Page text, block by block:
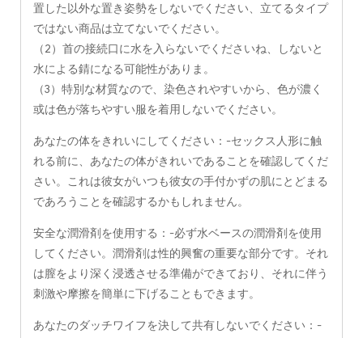
置した以外な置き姿勢をしないでください、立てるタイプ
ではない商品は立てないでください。
（2）首の接続口に水を入らないでくださいね、しないと
水による錆になる可能性がありま。
（3）特別な材質なので、染色されやすいから、色が濃く
或は色が落ちやすい服を着用しないでください。
あなたの体をきれいにしてください：-セックス人形に触
れる前に、あなたの体がきれいであることを確認してくだ
さい。これは彼女がいつも彼女の手付かずの肌にとどまる
であろうことを確認するかもしれません。
安全な潤滑剤を使用する：-必ず水ベースの潤滑剤を使用
してください。潤滑剤は性的興奮の重要な部分です。それ
は膣をより深く浸透させる準備ができており、それに伴う
刺激や摩擦を簡単に下げることもできます。
あなたのダッチワイフを決して共有しないでください：-